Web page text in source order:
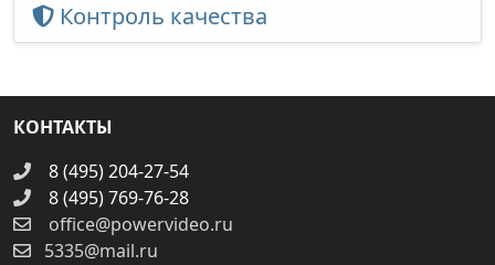
Контроль качества
КОНТАКТЫ
8 (495) 204-27-54
8 (495) 769-76-28
office@powervideo.ru
5335@mail.ru